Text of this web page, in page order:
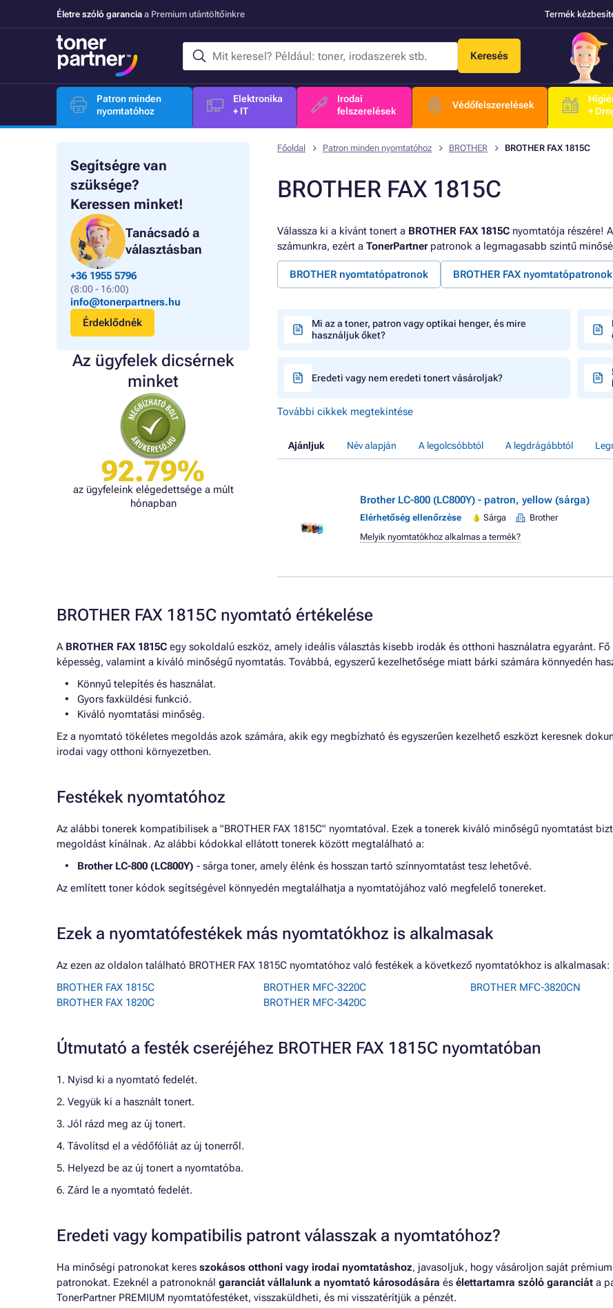
Életre szóló garancia a Premium utántöltőinkre Termék
Keresés
Patron minden
nyomtatóhoz
Elektronika
+ IT
Irodai
felszerelések
Védőfelszerelések
+
Segítségre van
szüksége?
Keressen minket!
Tanácsadó a
választásban
+36 1955 5796
(8:00 - 16:00)
info@tonerpartners.hu
Érdeklődnék
Az ügyfelek dicsérnek
minket
92.79%
az ügyfeleink elégedettsége a múlt
hónapban
Főoldal Patron minden nyomtatóhoz BROTHER BROTHER FAX 1815C
BROTHER FAX 1815C
Válassza ki a kívánt tonert a BROTHER FAX 1815C nyomtatója részére!
számunkra, ezért a TonerPartnerpatronok a legmagasabb szintű
BROTHER nyomtatópatronok BROTHER FAX nyomtatópatronok
Mi az a toner, patron vagy optikai henger, és mire
használjuk őket?
Eredeti vagy nem eredeti tonert vásároljak?
További cikkek megtekintése
Ajánljuk Név alapján A legolcsóbbtól A legdrágábbtól
Brother LC-800 (LC800Y) - patron, yellow (sárga)
Elérhetőség ellenőrzése Sárga Brother
Melyik nyomtatókhoz alkalmas a termék?
BROTHER FAX 1815C nyomtató értékelése
A BROTHER FAX 1815C egy sokoldalú eszköz, amely ideális választás kisebb irodák és otthoni használatra egyaránt.
képesség, valamint a kiváló minőségű nyomtatás. Továbbá, egyszerű kezelhetősége miatt bárki számára könnyedén
Könnyű telepítés és használat.
Gyors faxküldési funkció.
Kiváló nyomtatási minőség.
Ez a nyomtató tökéletes megoldás azok számára, akik egy megbízható és egyszerűen kezelhető eszközt keresnek
irodai vagy otthoni környezetben.
Festékek nyomtatóhoz
Az alábbi tonerek kompatibilisek a "BROTHER FAX 1815C" nyomtatóval. Ezek a tonerek kiváló minőségű nyomtatást
megoldást kínálnak. Az alábbi kódokkal ellátott tonerek között megtalálható a:
Brother LC-800 (LC800Y) - sárga toner, amely élénk és hosszan tartó színnyomtatást tesz lehetővé.
Az említett toner kódok segítségével könnyedén megtalálhatja a nyomtatójához való megfelelő tonereket.
Ezek a nyomtatófestékek más nyomtatókhoz is alkalmasak
Az ezen az oldalon található BROTHER FAX 1815C nyomtatóhoz való festékek a következő nyomtatókhoz is alkalmasak:
BROTHER FAX 1815C
BROTHER FAX 1820C
BROTHER MFC-3220C
BROTHER MFC-3420C
BROTHER MFC-3820CN
Útmutató a festék cseréjéhez BROTHER FAX 1815C nyomtatóban
1. Nyisd ki a nyomtató fedelét.
2. Vegyük ki a használt tonert.
3. Jól rázd meg az új tonert.
4. Távolítsd el a védőfóliát az új tonerről.
5. Helyezd be az új tonert a nyomtatóba.
6. Zárd le a nyomtató fedelét.
Eredeti vagy kompatibilis patront válasszak a nyomtatóhoz?
Ha minőségi patronokat keres szokásos otthoni vagy irodai nyomtatáshoz, javasoljuk, hogy vásároljon saját
patronokat. Ezeknél a patronoknál garanciát vállalunk a nyomtató károsodására és élettartamra szóló garanciát a
TonerPartner PREMIUM nyomtatófestéket, visszaküldheti, és mi visszatérítjük a pénzét.